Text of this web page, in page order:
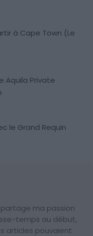
à Cape Town (Le
Aquila Private
le Grand Requin
ma passion
temps au début,
articles pouvaient